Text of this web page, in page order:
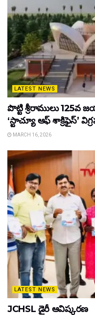
LATEST NEWS
పొట్టి శ్రీరాములు
‘స్టాచ్యూ ఆఫ్ శాక్రిఫైస్’
MARCH 16, 2026
LATEST NEWS
JCHSL డైరీ ఆవిష్కరణ